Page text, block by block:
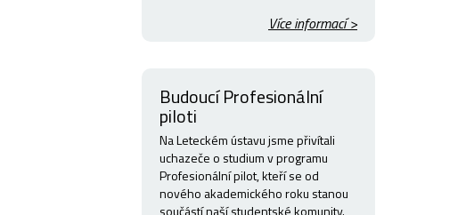
Více informací >
Budoucí Profesionální
piloti
Na Leteckém ústavu jsme přivítali
uchazeče o studium v programu
Profesionální pilot, kteří se od
nového akademického roku stanou
součástí naší studentské komunity.